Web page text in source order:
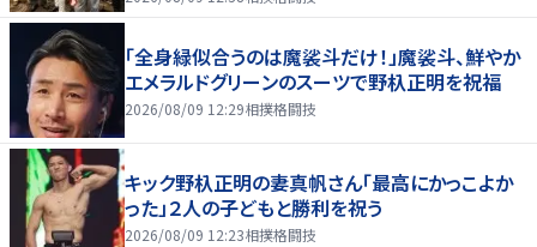
「全身緑似合うのは魔裟斗だけ！」魔裟斗、鮮やか
エメラルドグリーンのスーツで野杁正明を祝福
2026/08/09 12:29相撲格闘技
キック野杁正明の妻真帆さん「最高にかっこよか
った」２人の子どもと勝利を祝う
2026/08/09 12:23相撲格闘技